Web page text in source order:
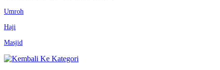
Umroh
Haji
Masjid